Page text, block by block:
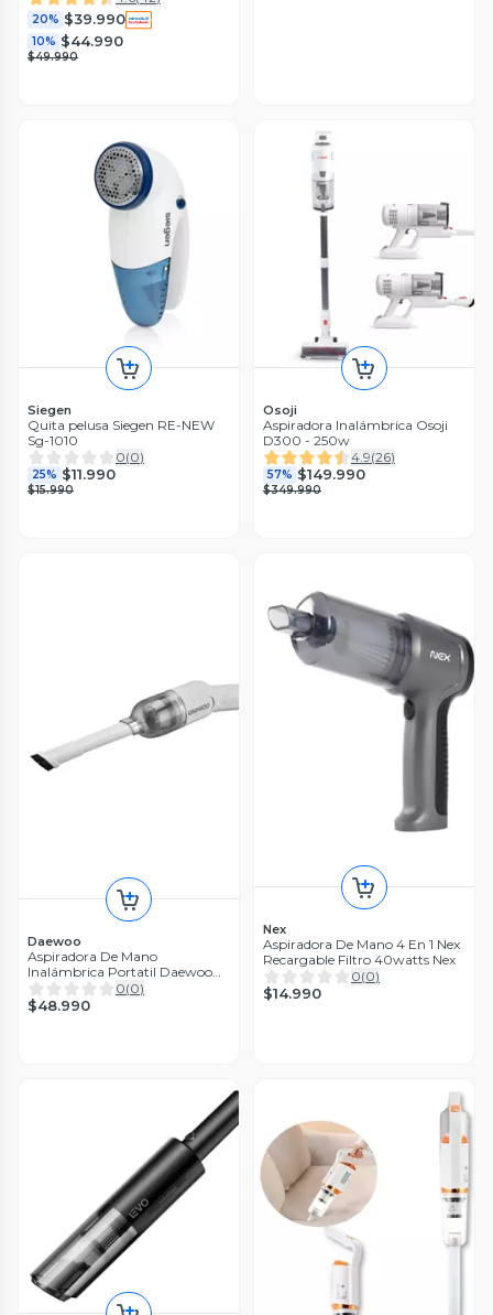
20% $39.990
10% $44.990
$49.990
Siegen
Quita pelusa Siegen RE-NEW
Sg-1010
0(0)
25% $11.990
$15.990
Osoji
Aspiradora Inalámbrica Osoji
D300 - 250w
4.9(26)
57% $149.990
$349.990
Daewoo
Aspiradora De Mano
Inalámbrica Portatil Daewoo
Davc8v 8v
0(0)
$48.990
Nex
Aspiradora De Mano 4 En 1 Nex
Recargable Filtro 40watts Nex
0(0)
$14.990